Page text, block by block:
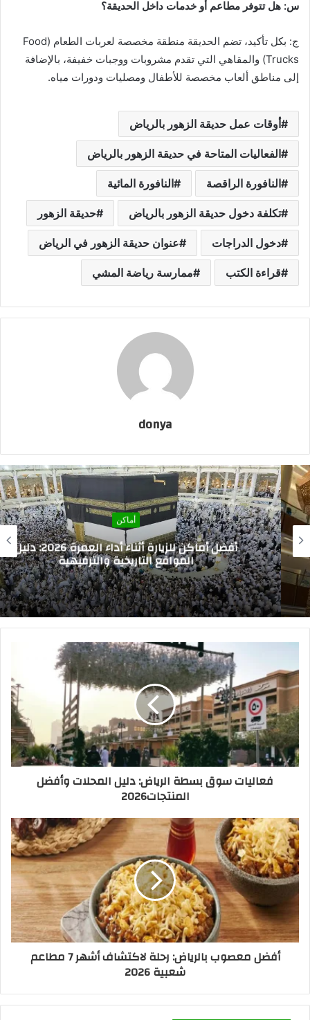
س: هل تتوفر مطاعم أو خدمات داخل الحديقة؟
ج: بكل تأكيد، تضم الحديقة منطقة مخصصة لعربات الطعام (Food
Trucks) والمقاهي التي تقدم مشروبات ووجبات خفيفة، بالإضافة
إلى مناطق ألعاب مخصصة للأطفال ومصليات ودورات مياه.
أوقات عمل حديقة الزهور بالرياض
الفعاليات المتاحة في حديقة الزهور بالرياض
النافورة الراقصة النافورة المائية
تكلفة دخول حديقة الزهور بالرياض حديقة الزهور
دخول الدراجات عنوان حديقة الزهور في الرياض
قراءة الكتب ممارسة رياضة المشي
donya
أماكن
أفضل أماكن للزيارة أثناء أداء العمرة 2026: دليل
المواقع التاريخية والترفيهية
فعاليات سوق بسطة الرياض: دليل المحلات وأفضل
المنتجات2026
أفضل معصوب بالرياض: رحلة لاكتشاف أشهر 7 مطاعم
شعبية 2026